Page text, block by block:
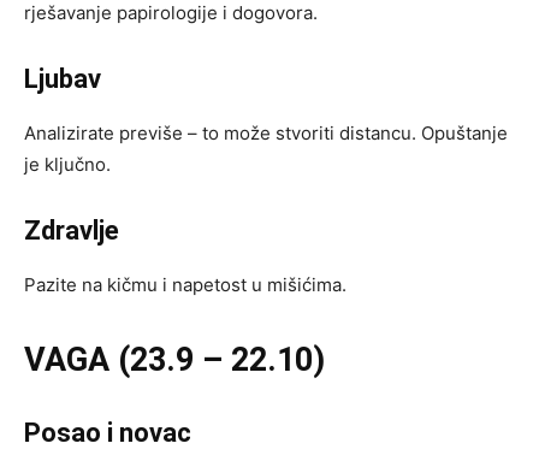
rješavanje papirologije i dogovora.
Ljubav
Analizirate previše – to može stvoriti distancu. Opuštanje
je ključno.
Zdravlje
Pazite na kičmu i napetost u mišićima.
VAGA (23.9 – 22.10)
Posao i novac